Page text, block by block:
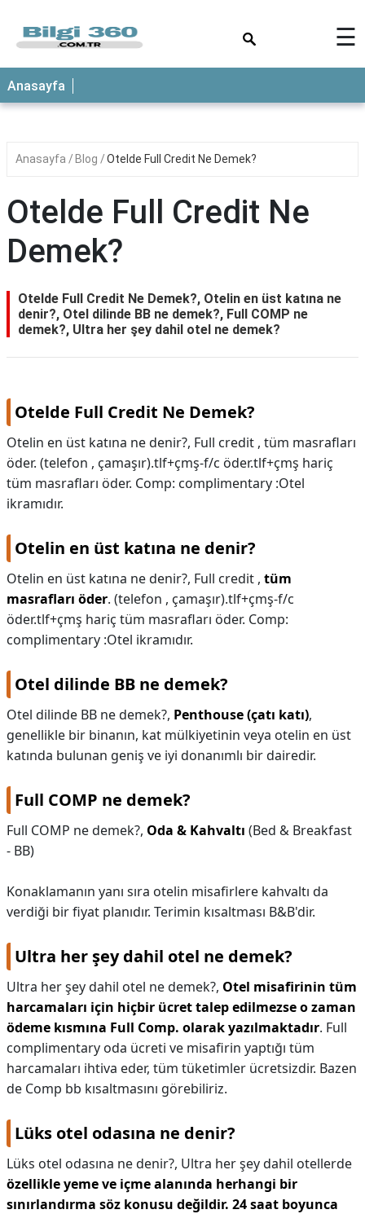
ANASAYFA
☰
Anasayfa
Anasayfa Blog Otelde Full Credit Ne Demek?
Otelde Full Credit Ne
Demek?
Otelde Full Credit Ne Demek?, Otelin en üst katına ne
denir?, Otel dilinde BB ne demek?, Full COMP ne
demek?, Ultra her şey dahil otel ne demek?
Otelde Full Credit Ne Demek?
Otelin en üst katına ne denir?, Full credit , tüm masrafları
öder. (telefon , çamaşır).tlf+çmş-f/c öder.tlf+çmş hariç
tüm masrafları öder. Comp: complimentary :Otel
ikramıdır.
Otelin en üst katına ne denir?
Otelin en üst katına ne denir?, Full credit , tüm
masrafları öder. (telefon , çamaşır).tlf+çmş-f/c
öder.tlf+çmş hariç tüm masrafları öder. Comp:
complimentary :Otel ikramıdır.
Otel dilinde BB ne demek?
Otel dilinde BB ne demek?, Penthouse (çatı katı),
genellikle bir binanın, kat mülkiyetinin veya otelin en üst
katında bulunan geniş ve iyi donanımlı bir dairedir.
Full COMP ne demek?
Full COMP ne demek?, Oda & Kahvaltı (Bed & Breakfast
- BB)
Konaklamanın yanı sıra otelin misafirlere kahvaltı da
verdiği bir fiyat planıdır. Terimin kısaltması B&B'dir.
Ultra her şey dahil otel ne demek?
Ultra her şey dahil otel ne demek?, Otel misafirinin tüm
harcamaları için hiçbir ücret talep edilmezse o zaman
ödeme kısmına Full Comp. olarak yazılmaktadır. Full
complimentary oda ücreti ve misafirin yaptığı tüm
harcamaları ihtiva eder, tüm tüketimler ücretsizdir. Bazen
de Comp bb kısaltmasını görebiliriz.
Lüks otel odasına ne denir?
Lüks otel odasına ne denir?, Ultra her şey dahil otellerde
özellikle yeme ve içme alanında herhangi bir
sınırlandırma söz konusu değildir. 24 saat boyunca